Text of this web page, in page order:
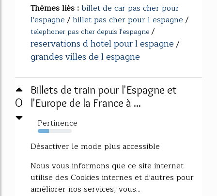
Thèmes liés :billet de car pas cher pour
l'espagne/billet pas cher pour l espagne/
telephoner pas cher depuis l'espagne/
reservations d hotel pour l espagne/
grandes villes de l espagne
0
Billets de train pour l'Espagne et
l'Europe de la France à ...
Pertinence
33%
Désactiver le mode plus accessible
Nous vous informons que ce site internet
utilise des Cookies internes et d'autres pour
améliorer nos services, vous...